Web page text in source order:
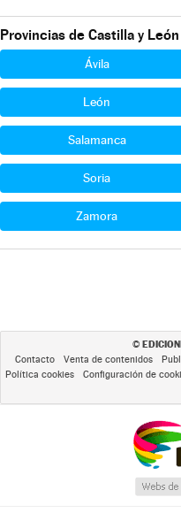
Provincias de Castilla y León
Ávila
León
Salamanca
Soria
Zamora
©
Contacto Venta de contenidos
Política cookies
Configuración de